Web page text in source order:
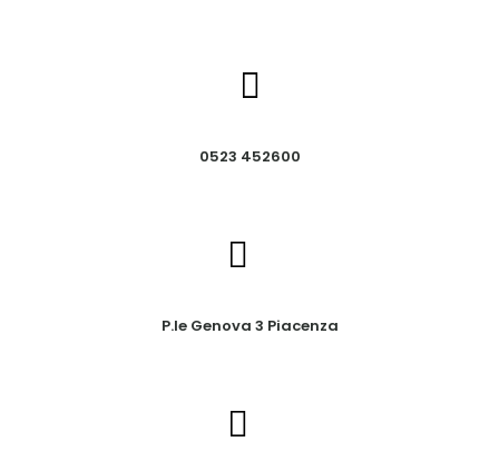
0523 452600
P.le Genova 3 Piacenza